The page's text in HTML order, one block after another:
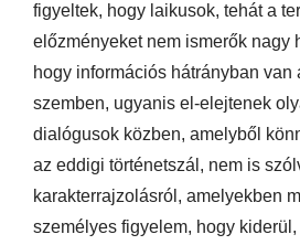
figyeltek, hogy laikusok, tehát a
előzményeket nem ismerők nagy
hogy információs hátrányban van
szemben, ugyanis el-elejtenek
dialógusok közben, amelyből
az eddigi történetszál, nem is
karakterrajzolásról, amelyekben
személyes figyelem, hogy